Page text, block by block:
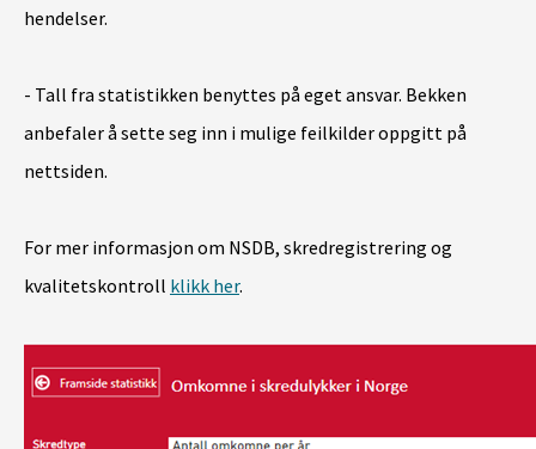
hendelser.
- Tall fra statistikken benyttes på eget ansvar. Bekken
anbefaler å sette seg inn i mulige feilkilder oppgitt på
nettsiden.
For mer informasjon om NSDB, skredregistrering og
kvalitetskontroll klikk her.